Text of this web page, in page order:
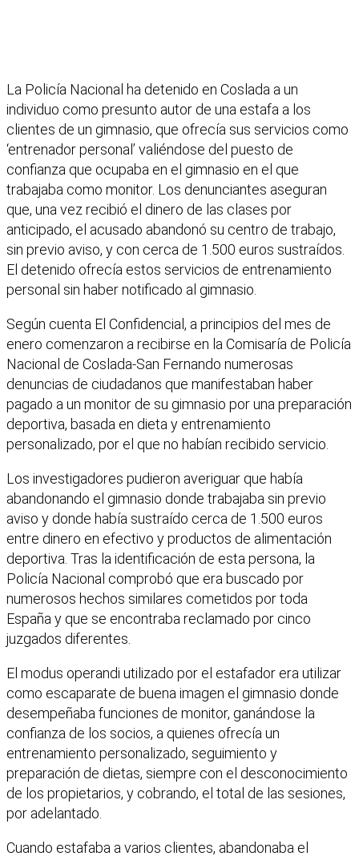
La Policía Nacional ha detenido en Coslada a un
individuo como presunto autor de una estafa a los
clientes de un gimnasio, que ofrecía sus servicios como
‘entrenador personal’ valiéndose del puesto de
confianza que ocupaba en el gimnasio en el que
trabajaba como monitor. Los denunciantes aseguran
que, una vez recibió el dinero de las clases por
anticipado, el acusado abandonó su centro de trabajo,
sin previo aviso, y con cerca de 1.500 euros sustraídos.
El detenido ofrecía estos servicios de entrenamiento
personal sin haber notificado al gimnasio.
Según cuenta El Confidencial, a principios del mes de
enero comenzaron a recibirse en la Comisaría de Policía
Nacional de Coslada-San Fernando numerosas
denuncias de ciudadanos que manifestaban haber
pagado a un monitor de su gimnasio por una preparación
deportiva, basada en dieta y entrenamiento
personalizado, por el que no habían recibido servicio.
Los investigadores pudieron averiguar que había
abandonando el gimnasio donde trabajaba sin previo
aviso y donde había sustraído cerca de 1.500 euros
entre dinero en efectivo y productos de alimentación
deportiva. Tras la identificación de esta persona, la
Policía Nacional comprobó que era buscado por
numerosos hechos similares cometidos por toda
España y que se encontraba reclamado por cinco
juzgados diferentes.
El modus operandi utilizado por el estafador era utilizar
como escaparate de buena imagen el gimnasio donde
desempeñaba funciones de monitor, ganándose la
confianza de los socios, a quienes ofrecía un
entrenamiento personalizado, seguimiento y
preparación de dietas, siempre con el desconocimiento
de los propietarios, y cobrando, el total de las sesiones,
por adelantado.
Cuando estafaba a varios clientes, abandonaba el